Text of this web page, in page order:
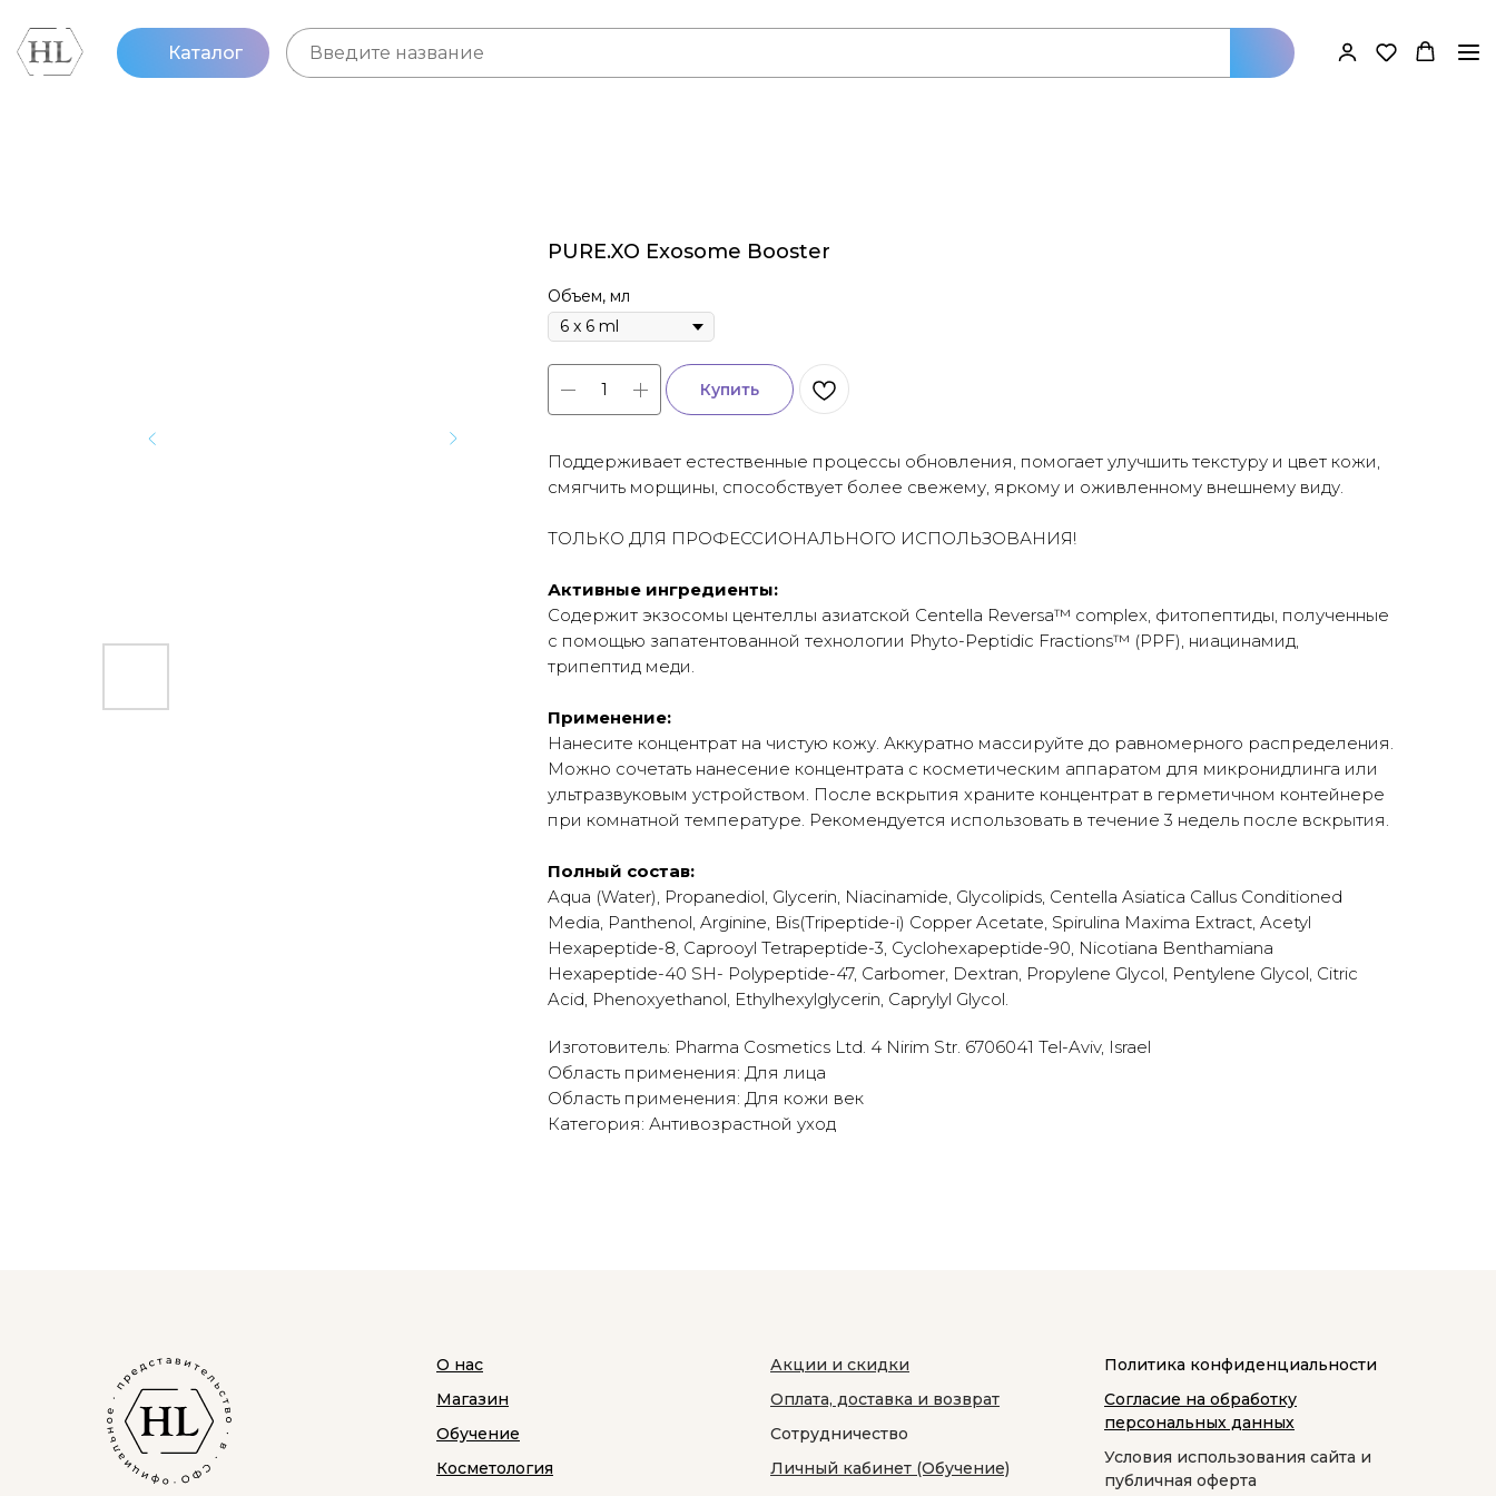
Каталог
PURE.XO Exosome Booster
Объем, мл
Купить
Поддерживает естественные процессы обновления, помогает улучшить текстуру и цвет кожи,
смягчить морщины, способствует более свежему, яркому и оживленному внешнему виду.
ТОЛЬКО ДЛЯ ПРОФЕССИОНАЛЬНОГО ИСПОЛЬЗОВАНИЯ!
Активные ингредиенты:
Содержит экзосомы центеллы азиатской Centella Reversa™ complex, фитопептиды, полученные
с помощью запатентованной технологии Phyto-Peptidic Fractions™ (PPF), ниацинамид,
трипептид меди.
Применение:
Нанесите концентрат на чистую кожу. Аккуратно массируйте до равномерного распределения.
Можно сочетать нанесение концентрата с косметическим аппаратом для микронидлинга или
ультразвуковым устройством. После вскрытия храните концентрат в герметичном контейнере
при комнатной температуре. Рекомендуется использовать в течение 3 недель после вскрытия.
Полный состав:
Aqua (Water), Propanediol, Glycerin, Niacinamide, Glycolipids, Centella Asiatica Callus Conditioned
Media, Panthenol, Arginine, Bis(Tripeptide-i) Copper Acetate, Spirulina Maxima Extract, Acetyl
Hexapeptide-8, Caprooyl Tetrapeptide-3, Cyclohexapeptide-90, Nicotiana Benthamiana
Hexapeptide-40 SH- Polypeptide-47, Carbomer, Dextran, Propylene Glycol, Pentylene Glycol, Citric
Acid, Phenoxyethanol, Ethylhexylglycerin, Caprylyl Glycol.
Изготовитель: Pharma Cosmetics Ltd. 4 Nirim Str. 6706041 Tel-Aviv, Israel
Область применения: Для лица
Область применения: Для кожи век
Категория: Антивозрастной уход
О нас
Магазин
Обучение
Косметология
Акции и скидки
Оплата, доставка и возврат
Сотрудничество
Личный кабинет (Обучение)
Политика конфиденциальности
Согласие на обработку
персональных данных
Условия использования сайта и
публичная оферта